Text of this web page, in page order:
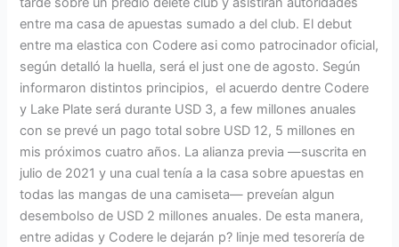
entre ma casa de apuestas sumado a del club. El debut
entre ma elastica con Codere asi como patrocinador oficial,
según detalló la huella, será el just one de agosto. Según
informaron distintos principios, el acuerdo dentre Codere
y Lake Plate será durante USD 3, a few millones anuales
con se prevé un pago total sobre USD 12, 5 millones en
mis próximos cuatro años. La alianza previa —suscrita en
julio de 2021 y una cual tenía a la casa sobre apuestas en
todas las mangas de una camiseta— preveían algun
desembolso de USD 2 millones anuales. De esta manera,
entre adidas y Codere le dejarán p? linje med tesorería de